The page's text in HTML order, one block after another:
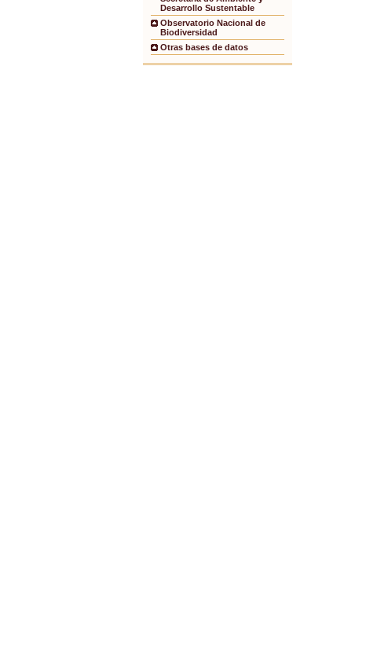
Desarrollo Sustentable
Observatorio Nacional de
Biodiversidad
Otras bases de datos